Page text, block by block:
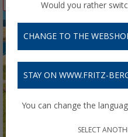
Would you rather
CHANGE TO THE
STAY ON WWW.FRITZ-
You can change the
SELECT